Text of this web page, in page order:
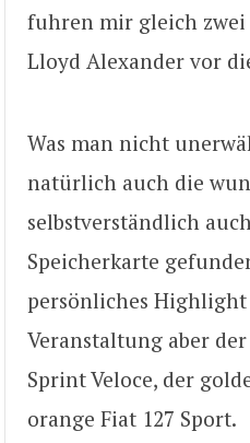
fuhren mir gleich
Lloyd Alexander vor
Was man nicht
natürlich auch die
selbstverständlich
Speicherkarte
persönliches
Veranstaltung aber
Sprint Veloce, der
orange Fiat 127 Sport.